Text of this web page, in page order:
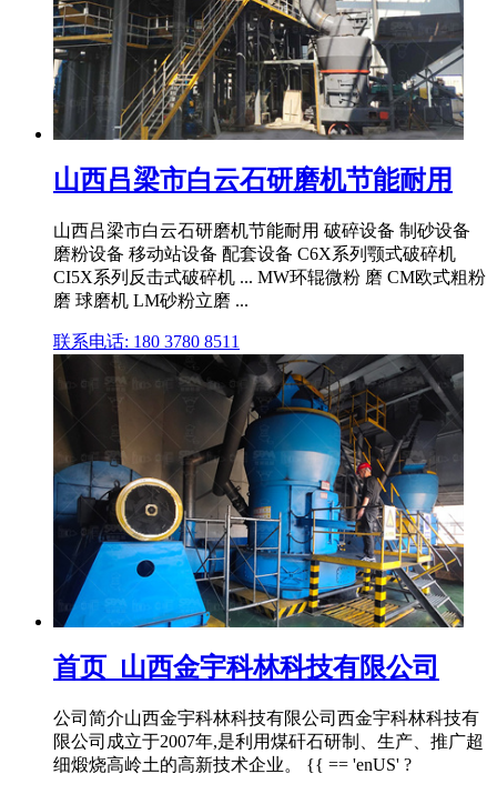
山西吕梁市白云石研磨机节能耐用
山西吕梁市白云石研磨机节能耐用 破碎设备 制砂设备
磨粉设备 移动站设备 配套设备 C6X系列颚式破碎机
CI5X系列反击式破碎机 ... MW环辊微粉 磨 CM欧式粗粉
磨 球磨机 LM砂粉立磨 ...
联系电话: 180 3780 8511
首页_山西金宇科林科技有限公司
公司简介山西金宇科林科技有限公司西金宇科林科技有
限公司成立于2007年,是利用煤矸石研制、生产、推广超
细煅烧高岭土的高新技术企业。 {{ == 'enUS' ?